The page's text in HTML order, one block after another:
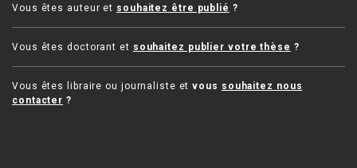
Vous êtes auteur et souhaitez être publié ?
Vous êtes doctorant et souhaitez publier votre thèse ?
Vous êtes libraire ou journaliste etvous souhaitez nous
contacter ?